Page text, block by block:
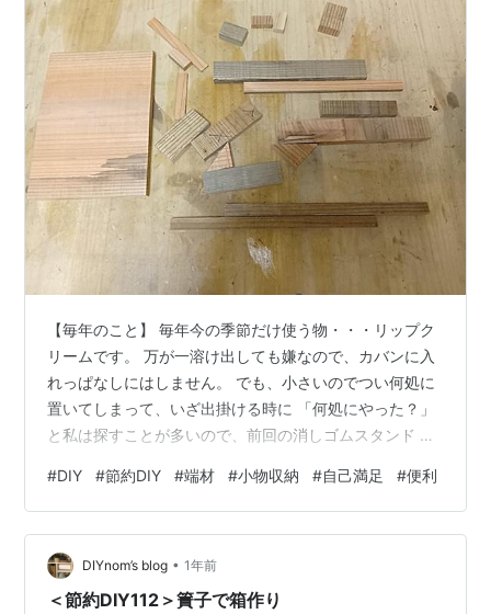
【毎年のこと】 毎年今の季節だけ使う物・・・リップク
リームです。 万が一溶け出しても嫌なので、カバンに入
れっぱなしにはしません。 でも、小さいのでつい何処に
置いてしまって、いざ出掛ける時に 「何処にやった？」
と私は探すことが多いので、前回の消しゴムスタンド も
場所）を 設定しておくことにしています。今回は冬季限
定のリップクリームの スタンドを作製して春までは定位
置で保管します。 何年経っても無くならない １本は新品
ですが、５年以上前に頂いた物です。 使う期間と回数が
少ないので１本でも使い切るのに何年掛かるのか？ 【端
#DIY #節約DIY #端材 #小物収納 #自己満足 #便利
DIYnom’s blog • 1年前
＜節約DIY112＞簀子で箱作り